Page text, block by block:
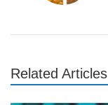
Related Articles